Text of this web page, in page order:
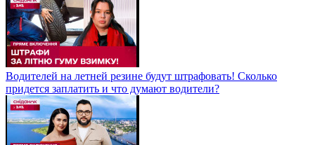
Водителей на летней резине будут штрафовать! Сколько
придется заплатить и что думают водители?